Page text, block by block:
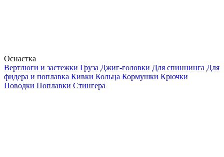
Оснастка
Вертлюги и застежки Груза Джиг-головки Для спиннинга Для
фидера и поплавка Кивки Кольца Кормушки Крючки
Поводки Поплавки Стингера